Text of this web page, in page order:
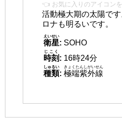
👈 お気に入りのアイコンを
活動極大期の太陽で
ロナも明るいです。
衛星
えいせい
: SOHO
時刻
じこく
: 16時24分
種類
しゅるい
: 極端紫外線
きょくたんしがいせん